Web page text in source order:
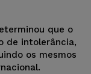
que o
de intolerância,
os mesmos